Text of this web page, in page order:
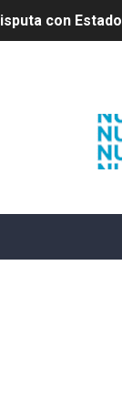
10 millones de
deja dos
por